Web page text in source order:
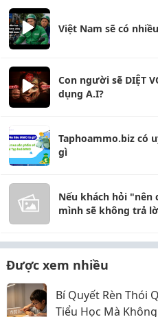
Việt Nam sẽ có
Con người sẽ DIỆT
dụng A.I?
Taphoammo.biz có
gì
Nếu khách hỏi "nên
mình sẽ không trả
Được xem nhiều
Bí Quyết Rèn Thói
Tiểu Học Mà Không